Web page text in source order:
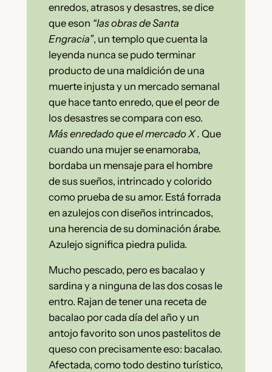
enredos, atrasos y desastres, se dice
que eson “las obras de Santa
Engracia”, un templo que cuenta la
leyenda nunca se pudo terminar
producto de una maldición de una
muerte injusta y un mercado semanal
que hace tanto enredo, que el peor de
los desastres se compara con eso.
Más enredado que el mercado X . Que
cuando una mujer se enamoraba,
bordaba un mensaje para el hombre
de sus sueños, intrincado y colorido
como prueba de su amor. Está forrada
en azulejos con diseños intrincados,
una herencia de su dominación árabe.
Azulejo significa piedra pulida.
Mucho pescado, pero es bacalao y
sardina y a ninguna de las dos cosas le
entro. Rajan de tener una receta de
bacalao por cada día del año y un
antojo favorito son unos pastelitos de
queso con precisamente eso: bacalao.
Afectada, como todo destino turístico,